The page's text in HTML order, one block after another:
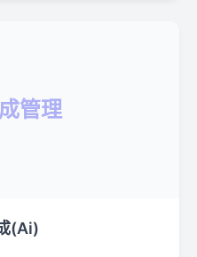
管理
(Ai)